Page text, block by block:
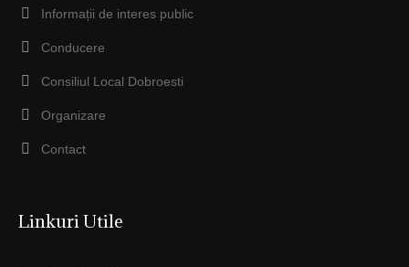
Informații de interes public
Conducere
Consiliul Local Dobroesti
Organizare
Contact
Linkuri Utile